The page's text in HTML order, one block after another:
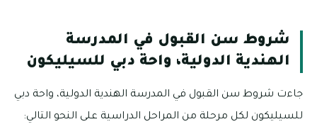
شروط سن القبول في المدرسة
الهندية الدولية، واحة دبي للسيليكون
جاءت شروط سن القبول في المدرسة الهندية الدولية، واحة دبي
للسيليكون لكل مرحلة من المراحل الدراسية على النحو التالي: